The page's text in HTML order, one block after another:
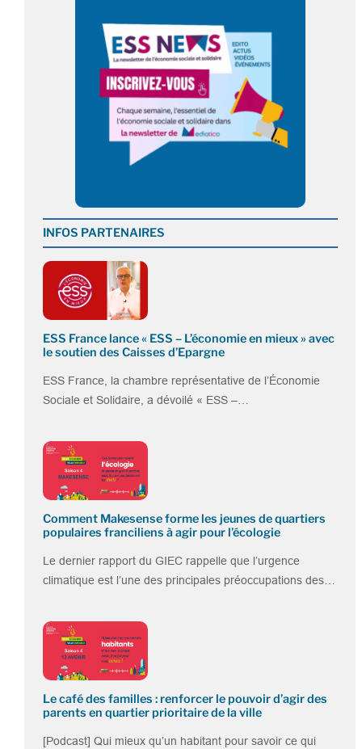
INFOS PARTENAIRES
ESS France lance « ESS – L’économie en mieux » avec
le soutien des Caisses d’Epargne
ESS France, la chambre représentative de l’Économie
Sociale et Solidaire, a dévoilé « ESS –…
Comment Makesense forme les jeunes de quartiers
populaires franciliens à agir pour l’écologie
Le dernier rapport du GIEC rappelle que l’urgence
climatique est l’une des principales préoccupations des…
Le café des familles : renforcer le pouvoir d’agir des
parents en quartier prioritaire de la ville
[Podcast] Qui mieux qu’un habitant pour savoir ce qui